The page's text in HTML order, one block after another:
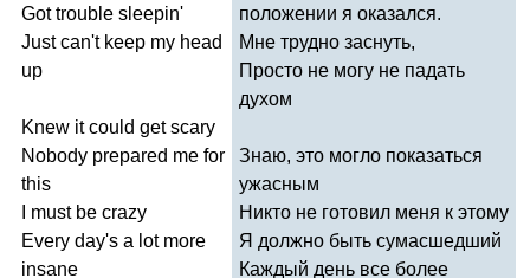
Got trouble sleepin'
Just can't keep my head
up
Knew it could get scary
Nobody prepared me for
this
must be crazy
Every day's a lot more
insane
положении я оказался.
Мне трудно заснуть,
Просто не могу не падать
духом
Знаю, это могло показаться
ужасным
Никто не готовил меня к этому
Я должно быть сумасшедший
Каждый день все более